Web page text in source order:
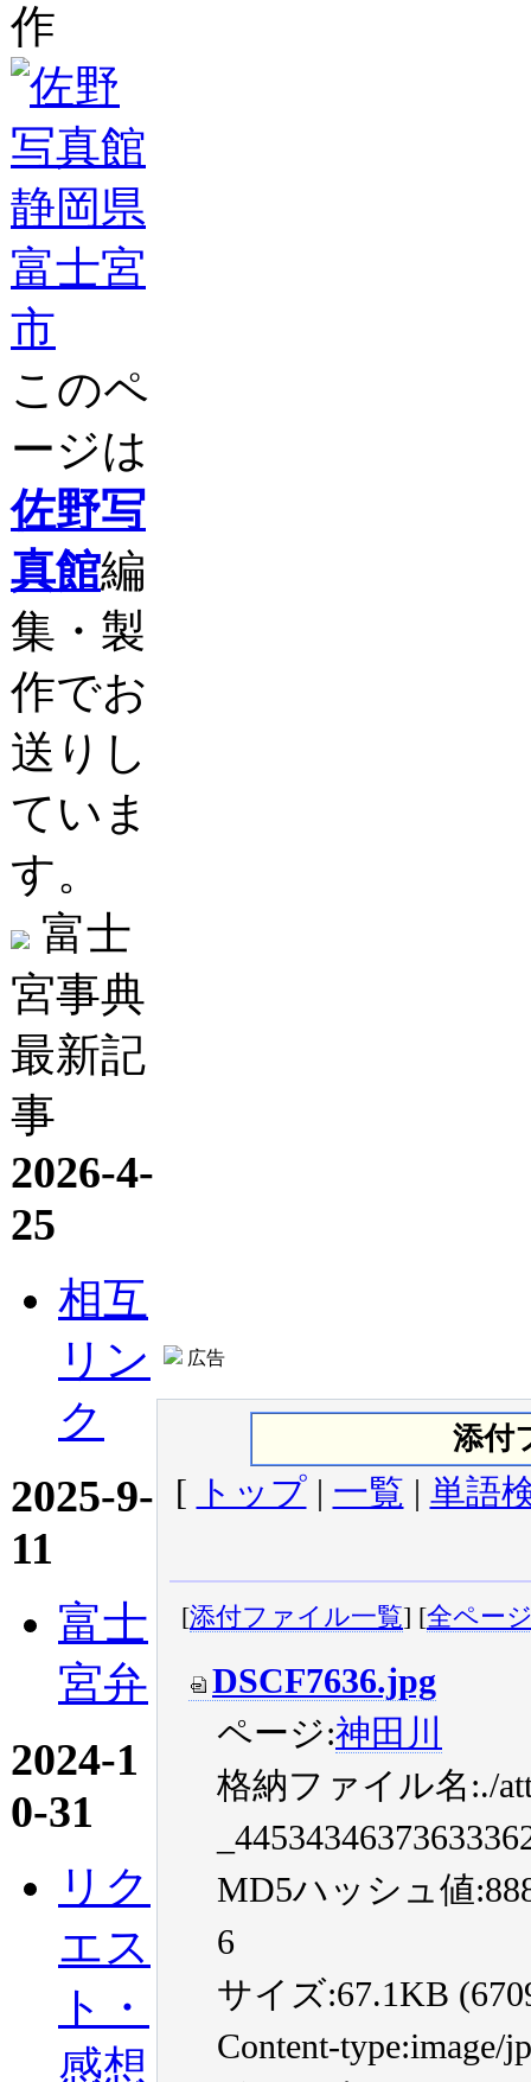
作
このペ
ージは
佐野写
真館編
集・製
作でお
送りし
ていま
す。
富士
宮事典
最新記
事
2026-4-
25
相互
リン
ク
2025-9-
11
富士
宮弁
2024-1
0-31
リク
エス
ト・
感想
広告
添付
[ トップ| 一覧 | 単語
[添付ファイル一覧] [全ペー
DSCF7636.jpg
ページ:神田川
格納ファイル名:./
MD5ハッシュ値
6
サイズ:67.1KB
Content-type:image/